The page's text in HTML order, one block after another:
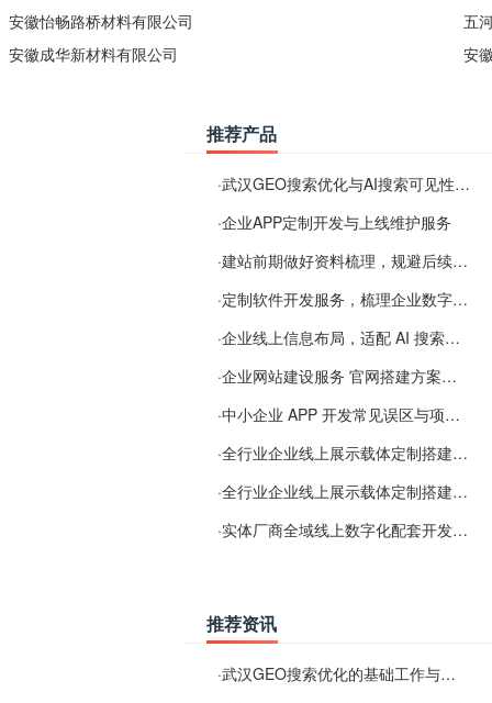
安徽怡畅路桥材料有限公司
安徽成华新材料有限公司
五
安
推荐产品
·武汉GEO搜索优化与AI搜索可见性服务
·企业APP定制开发与上线维护服务
·建站前期做好资料梳理，规避后续各类使用难题
·定制软件开发服务，梳理企业数字化落地常见难点
·企业线上信息布局，适配 AI 搜索需要留意这些要点
·企业网站建设服务 官网搭建方案经验分享
·中小企业 APP 开发常见误区与项目规划实用经验
·全行业企业线上展示载体定制搭建服务
·全行业企业线上展示载体定制搭建服务
·实体厂商全域线上数字化配套开发与地域检索优化服务
推荐资讯
·武汉GEO搜索优化的基础工作与实施思路